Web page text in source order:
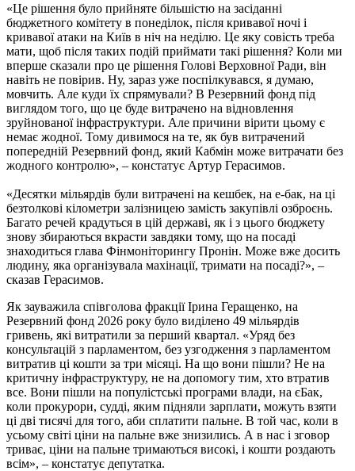
«Це рішення було прийняте більшістю на засіданні
бюджетного комітету в понеділок, після кривавої ночі і
кривавої атаки на Київ в ніч на неділю. Це яку совість треба
мати, щоб після таких подій приймати такі рішення? Коли ми
вперше сказали про це рішення Голові Верховної Ради, він
навіть не повірив. Ну, зараз уже поспілкувався, я думаю,
мовчить. Але куди їх спрямували? В Резервний фонд під
виглядом того, що це буде витрачено на відновлення
зруйнованої інфраструктури. Але причини вірити цьому є
немає жодної. Тому дивимося на те, як був витрачений
попередній Резервний фонд, який Кабмін може витрачати без
жодного контролю», – констатує Артур Герасимов.
«Десятки мільярдів були витрачені на кешбек, на е-бак, на ці
безтолкові кілометри залізницею замість закупівлі озброєнь.
Багато речей крадуться в цій державі, як і з цього бюджету
знову збираються вкрасти завдяки тому, що на посаді
знаходиться глава Фінмоніторингу Пронін. Може вже досить
людину, яка організувала махінації, тримати на посаді?», –
сказав Герасимов.
Як зауважила співголова фракції Ірина Геращенко, на
Резервний фонд 2026 року було виділено 49 мільярдів
гривень, які витратили за перший квартал. «Уряд без
консультацій з парламентом, без узгодження з парламентом
витратив ці кошти за три місяці. На що вони пішли? Не на
критичну інфраструктуру, не на допомогу тим, хто втратив
все. Вони пішли на популістські програми влади, на єБак,
коли прокурори, судді, яким підняли зарплати, можуть взяти
ці дві тисячі для того, аби сплатити пальне. В той час, коли в
усьому світі ціни на пальне вже знизились. А в нас і зговор
триває, ціни на пальне тримаються високі, і кошти роздають
всім», – констатує депутатка.